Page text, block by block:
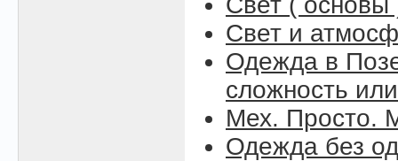
Свет и
Одежда в
сложность
Мех. Просто.
Одежда без